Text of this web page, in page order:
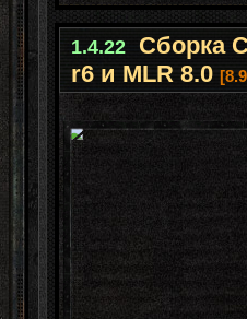
1.4.22
Сборка
r6 и MLR 8.0